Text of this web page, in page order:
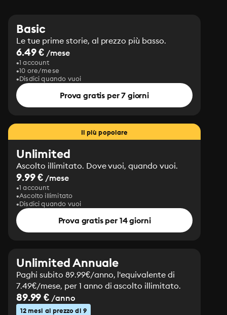
Basic
Le tue prime storie, al prezzo più basso.
6.49 € /mese
1 account
10 ore/mese
Disdici quando vuoi
Prova gratis per 7 giorni
Il più popolare
Unlimited
Ascolto illimitato. Dove vuoi, quando vuoi.
9.99 € /mese
1 account
Ascolto illimitato
Disdici quando vuoi
Prova gratis per 14 giorni
Unlimited Annuale
Paghi subito 89.99€/anno, l'equivalente di
7.49€/mese, per 1 anno di ascolto illimitato.
89.99 € /anno
12 mesi al prezzo di 9